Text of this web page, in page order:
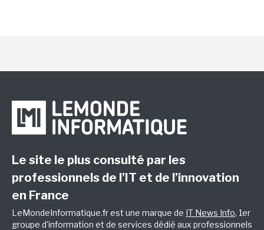
Le site le plus consulté par les
professionnels de l’IT et de l’innovation
en France
LeMondeInformatique.fr est une marque de IT News Info, 1er
groupe d'information et de services dédié aux professionnels